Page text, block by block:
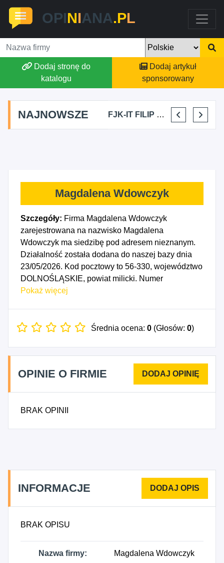
OPINIANA.PL
Dodaj stronę do
katalogu
Dodaj artykuł
sponsorowany
NAJNOWSZE
SELLESTATE AGATA SZALCZYK FJK-IT FILIP SZYMAŃSKI
Magdalena Wdowczyk
Szczegóły: Firma Magdalena Wdowczyk
zarejestrowana na nazwisko Magdalena
Wdowczyk ma siedzibę pod adresem nieznanym.
Działalność została dodana do naszej bazy dnia
23/05/2026. Kod pocztowy to 56-330, województwo
DOLNOŚLĄSKIE, powiat milicki. Numer
Identyfikacji Podatkowej NIP to 9161386050, a
działalności gospodarczej przypada na dzień
Pokaż więcej
Średnia ocena: 0 (Głosów: 0)
OPINIE O FIRMIE
BRAK OPINII
INFORMACJE
BRAK OPISU
Nazwa firmy: Magdalena Wdowczyk